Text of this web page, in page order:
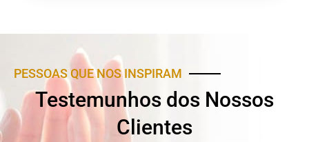
PESSOAS QUE NOS INSPIRAM
Testemunhos dos Nossos
Clientes